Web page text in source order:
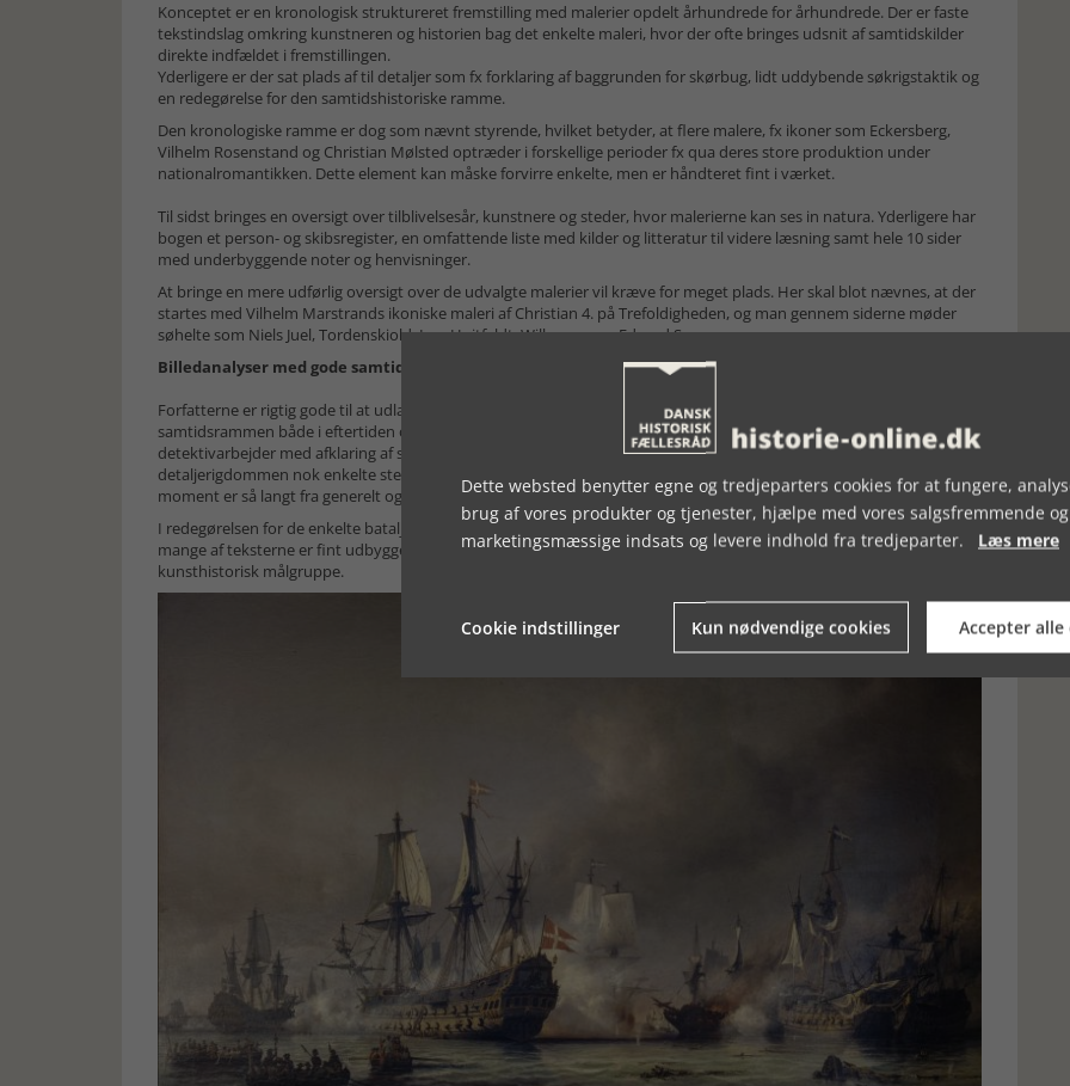
Konceptet er en kronologisk struktureret fremstilling med malerier opdelt århundrede for århundrede. Der er faste
tekstindslag omkring kunstneren og historien bag det enkelte maleri, hvor der ofte bringes udsnit af samtidskilder
direkte indfældet i fremstillingen.
Yderligere er der sat plads af til detaljer som fx forklaring af baggrunden for skørbug, lidt uddybende søkrigstaktik og
en redegørelse for den samtidshistoriske ramme.
Den kronologiske ramme er dog som nævnt styrende, hvilket betyder, at flere malere, fx ikoner som Eckersberg,
Vilhelm Rosenstand og Christian Mølsted optræder i forskellige perioder fx qua deres store produktion under
nationalromantikken. Dette element kan måske forvirre enkelte, men er håndteret fint i værket.
Til sidst bringes en oversigt over tilblivelsesår, kunstnere og steder, hvor malerierne kan ses in natura. Yderligere har
bogen et person- og skibsregister, en omfattende liste med kilder og litteratur til videre læsning samt hele 10 sider
med underbyggende noter og henvisninger.
At bringe en mere udførlig oversigt over de udvalgte malerier vil kræve for meget plads. Her skal blot nævnes, at der
startes med Vilhelm Marstrands ikoniske maleri af Christian 4. på Trefoldigheden, og man gennem siderne møder
søhelte som Niels Juel, Tordenskiold, Ivar Huitfeldt, Willemoes og Eduard Suenson.
Billedanalyser med gode samtidsperspektiver og fin udlægning af den historiske ramme
Forfatterne er rigtig gode til at udlægge såvel malernes baggrund som det maritime maleris funktion i
samtidsrammen både i eftertiden og i fx nationalromantikken. Hertil kommer fine analyser i form af små
detektivarbejder med afklaring af skibenes navne og i forbindelse med fx sted- og tidfæstelse af motiverne. Her vil
detaljerigdommen nok enkelte steder få enkelte til at stå af på grund af manglende baggrundsviden, men dette
moment er så langt fra generelt og vil til gengæld bestemt interessere viderekommende.
I redegørelsen for de enkelte bataljer og sammenhænge vil langt de fleste interesserede kunne hænge på, idet
mange af teksterne er fint udbygget med tangenter og dramatiske episoder, der også vil tiltale en bred historisk og
kunsthistorisk målgruppe.
Dette websted benytter egne og tredjeparters cookies for at fungere,
brug af vores produkter og tjenester, hjælpe med vores salgsfremmende og
marketingsmæssige indsats og levere indhold fra tredjeparter. Læs mere
Cookie indstillinger Kun nødvendige cookies Accepter alle